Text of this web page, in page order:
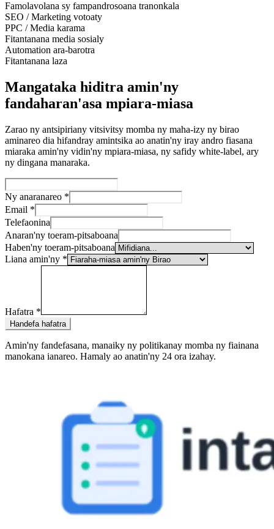
Famolavolana sy fampandrosoana tranonkala
SEO / Marketing votoaty
PPC / Media karama
Fitantanana media sosialy
Automation ara-barotra
Fitantanana laza
Mangataka hiditra amin'ny
fandaharan'asa mpiara-miasa
Zarao ny antsipiriany vitsivitsy momba ny maha-izy ny birao
aminareo dia hifandray amintsika ao anatin'ny iray andro fiasana
miaraka amin'ny vidin'ny mpiara-miasa, ny safidy white-label, ary
ny dingana manaraka.
Ny anaranareo *
Email *
Telefaonina
Anaran'ny toeram-pitsaboana
Haben'ny toeram-pitsaboana
Liana amin'ny *
Hafatra *
Handefa hafatra
Amin'ny fandefasana, manaiky ny politikanay momba ny fiainana
manokana ianareo. Hamaly ao anatin'ny 24 ora izahay.